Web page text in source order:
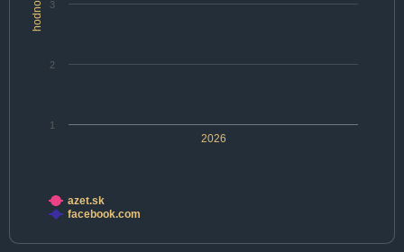
2026
1
2
3
azet.sk
facebook.com